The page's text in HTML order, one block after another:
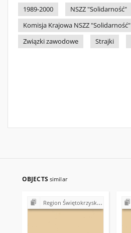
1989-2000
NSZZ "Solidarność"
Komisja Krajowa NSZZ "Solidarność"
Związki zawodowe
Strajki
OBJECTS similar
Region Świętokrzyski NSZZ "Solidarność". Delegatura Starachowice